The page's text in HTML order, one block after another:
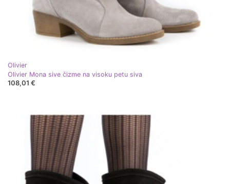
Olivier
Olivier Mona sive čizme na visoku petu siva
108,01 €